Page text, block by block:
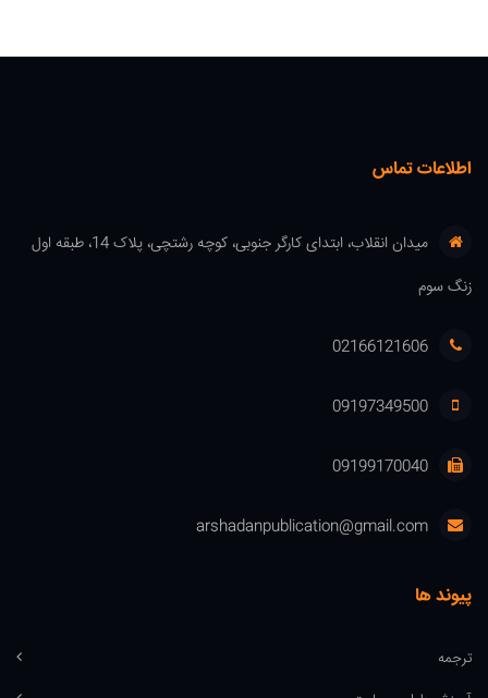
اطلاعات تماس
میدان انقلاب، ابتدای کارگر جنوبی، کوچه رشتچی، پلاک 14، طبقه اول
زنگ سوم
02166121606
09197349500
09199170040
arshadanpublication@gmail.com
پیوند ها
ترجمه